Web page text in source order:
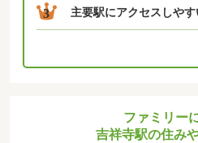
3 主要駅にアクセスしやす
ファミリー
吉祥寺駅の住み